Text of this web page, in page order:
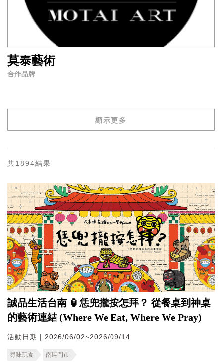
莫泰藝術
合作品牌
顯示更多
共1894結果
誠品生活台南 🏮恁兜攏按怎拜？ 從餐桌到神桌
的藝術連結 (Where We Eat, Where We Pray)
活動日期 | 2026/06/02~2026/09/14
尋味玩食 南區門市